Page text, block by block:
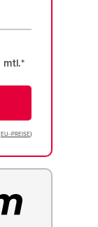
mtl.*
EU−PREISE)